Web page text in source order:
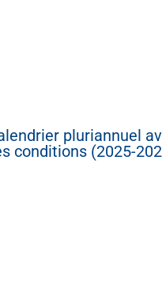
pluriannuel
conditions (2025-